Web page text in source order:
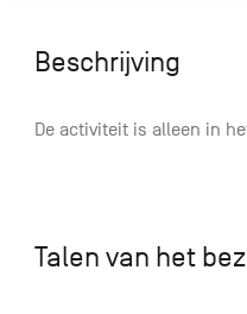
Beschrijving
De activiteit is alleen in
Talen van het